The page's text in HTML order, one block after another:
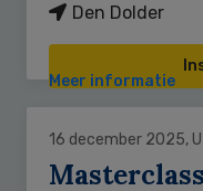
Den Dolder
Meer informatie
16 december 2025,
Masterclass